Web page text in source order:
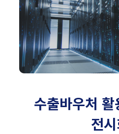
수출바우처
전